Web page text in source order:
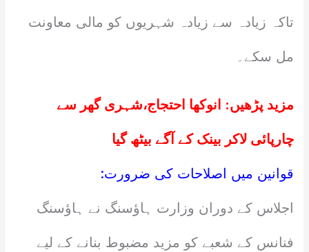
تاکہ زیادہ سے زیادہ شہریوں کو مالی معاونت
مل سکے۔
مزید پڑھیں: انوکھا احتجاج،شہری گھر سے
چارپائی لاکر بینک کے آگے بیٹھ گیا
قوانین میں اصلاحات کی ضرورت:
اجلاس کے دوران وزارت ہاؤسنگ نے ہاؤسنگ
فنانس کے شعبے کو مزید مضبوط بنانے کے لیے